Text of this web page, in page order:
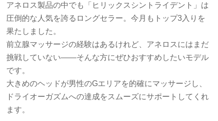
アネロス製品の中でも「ヒリックスシントライデント」は
圧倒的な人気を誇るロングセラー。今月もトップ3入りを
果たしました。
前立腺マッサージの経験はあるけれど、アネロスにはまだ
挑戦していない――そんな方にぜひおすすめしたいモデル
です。
大きめのヘッドが男性のGエリアを的確にマッサージし、
ドライオーガズムへの達成をスムーズにサポートしてくれ
ます。